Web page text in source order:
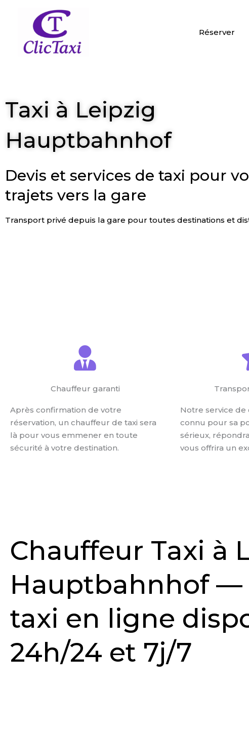
Réserver
Taxi à Leipzig
Hauptbahnhof
Devis et services de taxi pour
trajets vers la gare
Transport privé depuis la gare pour toutes destinations et
Chauffeur garanti
Après confirmation de votre
réservation, un chauffeur de taxi sera
là pour vous emmener en toute
sécurité à votre destination.
Notre service de
connu pour sa
sérieux,
vous offrira un
Chauffeur Taxi à
Hauptbahnhof —
taxi en ligne
24h/24 et 7j/7